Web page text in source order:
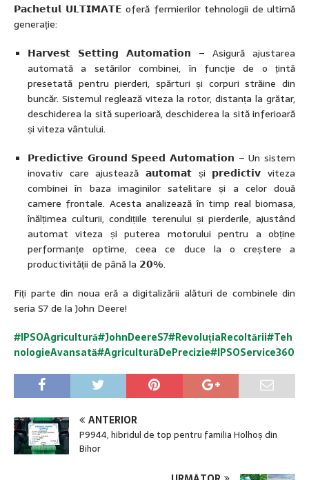
𝗣𝗮𝗰𝗵𝗲𝘁𝘂𝗹 𝗨𝗟𝗧𝗜𝗠𝗔𝗧𝗘 oferă fermierilor tehnologii de ultimă
generație:
𝗛𝗮𝗿𝘃𝗲𝘀𝘁 𝗦𝗲𝘁𝘁𝗶𝗻𝗴 𝗔𝘂𝘁𝗼𝗺𝗮𝘁𝗶𝗼𝗻 – Asigură ajustarea
automată a setărilor combinei, în funcție de o țintă
presetată pentru pierderi, spărturi și corpuri străine din
buncăr. Sistemul reglează viteza la rotor, distanța la grătar,
deschiderea la sită superioară, deschiderea la sită inferioară
și viteza vântului.
𝗣𝗿𝗲𝗱𝗶𝗰𝘁𝗶𝘃𝗲 𝗚𝗿𝗼𝘂𝗻𝗱 𝗦𝗽𝗲𝗲𝗱 𝗔𝘂𝘁𝗼𝗺𝗮𝘁𝗶𝗼𝗻 – Un sistem
inovativ care ajustează 𝗮𝘂𝘁𝗼𝗺𝗮𝘁 și 𝗽𝗿𝗲𝗱𝗶𝗰𝘁𝗶𝘃 viteza
combinei în baza imaginilor satelitare și a celor două
camere frontale. Acesta analizează în timp real biomasa,
înălțimea culturii, condițiile terenului și pierderile, ajustând
automat viteza și puterea motorului pentru a obține
performanțe optime, ceea ce duce la o creștere a
productivității de până la 𝟮𝟬%.
Fiți parte din noua eră a digitalizării alături de combinele din
seria S7 de la John Deere!
#IPSOAgricultură#JohnDeereS7#RevoluțiaRecoltării#Teh
nologieAvansată#AgriculturăDePrecizie#IPSOService360
ANTERIOR
P9944, hibridul de top pentru familia Holhoș din
Bihor